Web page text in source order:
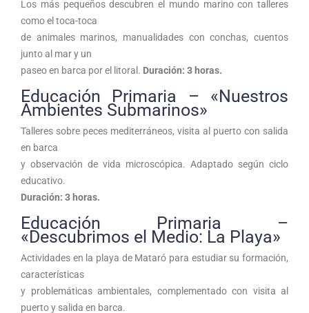
Los más pequeños descubren el mundo marino con talleres
como el toca-toca
de animales marinos, manualidades con conchas, cuentos
junto al mar y un
paseo en barca por el litoral. Duración: 3 horas.
Educación Primaria – «Nuestros
Ambientes Submarinos»
Talleres sobre peces mediterráneos, visita al puerto con salida
en barca
y observación de vida microscópica. Adaptado según ciclo
educativo.
Duración: 3 horas.
Educación Primaria –
«Descubrimos el Medio: La Playa»
Actividades en la playa de Mataró para estudiar su formación,
características
y problemáticas ambientales, complementado con visita al
puerto y salida en barca.